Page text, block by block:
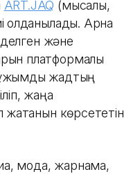
ART.JAQ (мысалы,
қолданылады. Арна
және
платформалық
жадтың
жаңа
көрсететін
мода, жарнама,